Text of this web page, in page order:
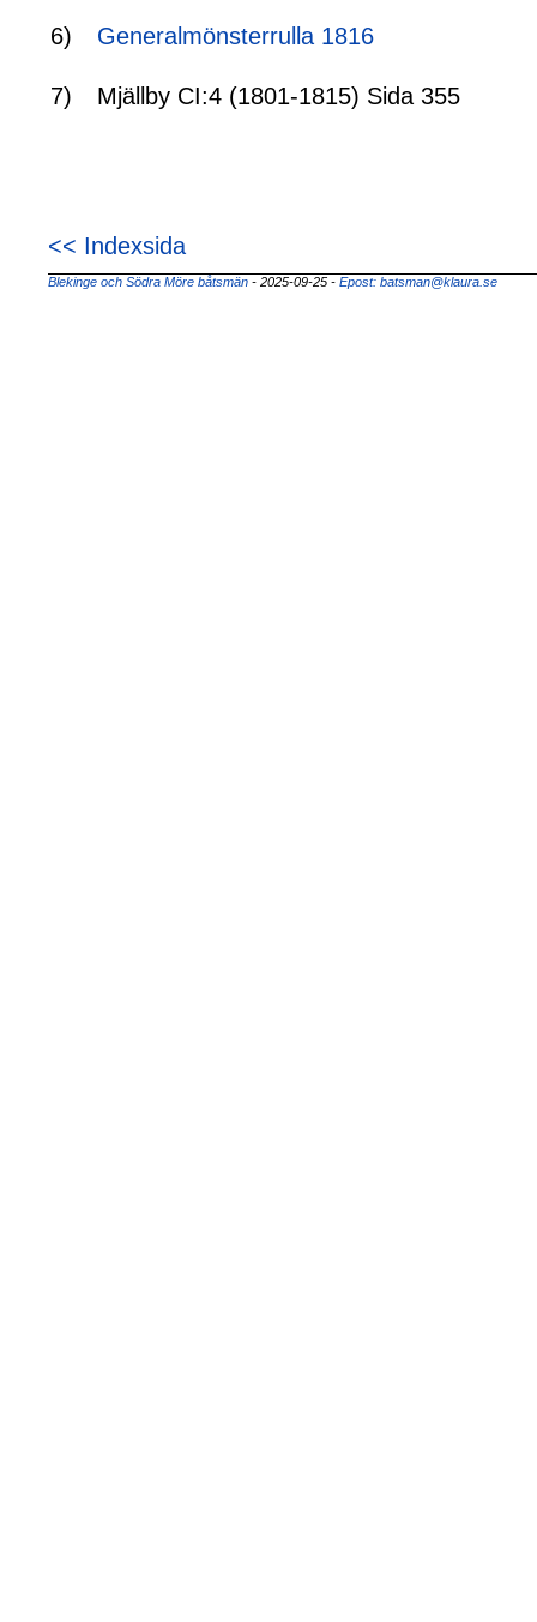
6) Generalmönsterrulla 1816
7) Mjällby CI:4 (1801-1815) Sida 355
<< Indexsida
Blekinge och Södra Möre båtsmän - 2025-09-25 - Epost: batsman@klaura.se